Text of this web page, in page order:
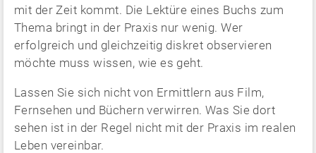
mit der Zeit kommt. Die Lektüre eines Buchs zum
Thema bringt in der Praxis nur wenig. Wer
erfolgreich und gleichzeitig diskret observieren
möchte muss wissen, wie es geht.
Lassen Sie sich nicht von Ermittlern aus Film,
Fernsehen und Büchern verwirren. Was Sie dort
sehen ist in der Regel nicht mit der Praxis im realen
Leben vereinbar.